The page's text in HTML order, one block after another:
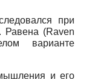
при
Равена (Raven
варианте
и его